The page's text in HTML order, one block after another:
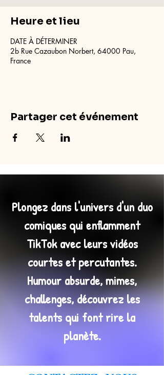
Heure et lieu
DATE À DÉTERMINER
2b Rue Cazaubon Norbert, 64000 Pau,
France
Partager cet événement
Plongez dans l'univers d'un duo
comiques qui enflamment
TikTok avec leurs vidéos
courtes et percutantes.
Humour absurde, mimes,
challenges, découvrez les
talents qui font rire la
planète.